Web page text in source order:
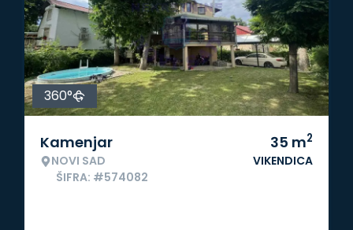
360°
Kamenjar
NOVI SAD
ŠIFRA: #574082
35 m2
VIKENDICA